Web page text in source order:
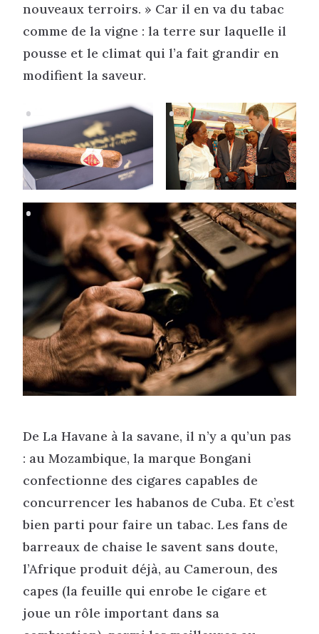
nouveaux terroirs. » Car il en va du tabac
comme de la vigne : la terre sur laquelle il
pousse et le climat qui l’a fait grandir en
modifient la saveur.
De La Havane à la savane, il n’y a qu’un pas
: au Mozambique, la marque Bongani
confectionne des cigares capables de
concurrencer les habanos de Cuba. Et c’est
bien parti pour faire un tabac. Les fans de
barreaux de chaise le savent sans doute,
l’Afrique produit déjà, au Cameroun, des
capes (la feuille qui enrobe le cigare et
joue un rôle important dans sa